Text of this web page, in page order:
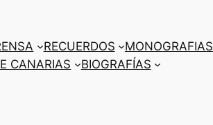
RECUERDOS
MONOGRAFIAS
CANARIAS
BIOGRAFÍAS